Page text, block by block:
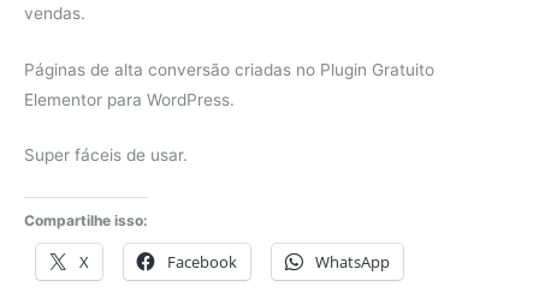
vendas.
Páginas de alta conversão criadas no Plugin Gratuito
Elementor para WordPress.
Super fáceis de usar.
Compartilhe isso:
X Facebook WhatsApp